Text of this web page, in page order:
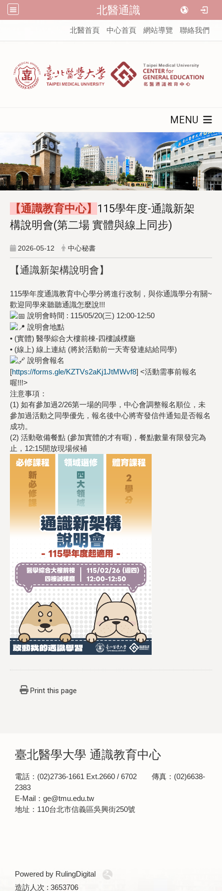
北醫通識
北醫首頁 中心首頁 網站導覽 聯絡我們
MENU
【通識教育中心】 115學年度-通識新架
構說明會(第二場 實體與線上同步)
2026-05-12 中心秘書
【通識新架構說明會】
115學年度通識教育中心學分將進行改制，與你通識學分有關~
歡迎同學來聽聽通識怎麼說!!!
說明會時間 : 115/05/20(三) 12:00-12:50
說明會地點
• (實體) 醫學綜合大樓前棟-四樓誠樸廳
• (線上) 線上連結 (將於活動前一天寄發連結給同學)
說明會報名
[https://forms.gle/KZTVs2aKj1JtMWvf8] <活動需事前報名
喔!!!>
注意事項：
(1) 如有參加過2/26第一場的同學，中心會調整報名順位，未
參加過活動之同學優先，報名後中心將寄發信件通知是否報名
成功。
(2) 活動敬備餐點 (參加實體的才有喔)，餐點數量有限發完為
止，12:15開放現場候補
Print this page
臺北醫學大學 通識教育中心
電話：(02)2736-1661 Ext.2660 / 6702 傳真：(02)6638-
2383
E-Mail：ge@tmu.edu.tw
地址：110台北市信義區吳興街250號
Powered by RulingDigital
造訪人次 : 3653706